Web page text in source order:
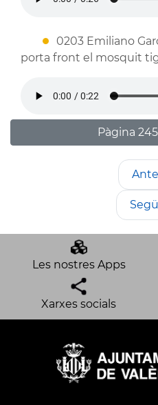
0203 Emiliano
porta front el mosquit
Pàgina
Les nostres Apps
Xarxes socials